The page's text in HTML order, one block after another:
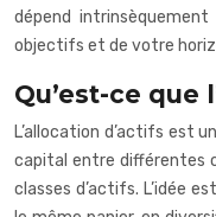
dépend
objectifs et de votre
Qu’est-ce que
L’allocation d’actifs est
capital entre différentes
classes d’actifs. L’idée